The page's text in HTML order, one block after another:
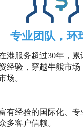
专业团队，环
港服务超过30年，
经验，穿越牛熊市
场。
有经验的国际化、
多客户信赖。